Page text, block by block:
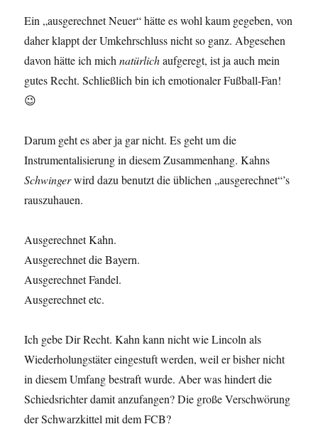
Ein „ausgerechnet Neuer“ hätte es wohl kaum gegeben, von
daher klappt der Umkehrschluss nicht so ganz. Abgesehen
davon hätte ich michnatürlichaufgeregt, ist ja auch mein
gutes Recht. Schließlich bin ich emotionaler Fußball-Fan!
😉
Darum geht es aber ja gar nicht. Es geht um die
Instrumentalisierung in diesem Zusammenhang. Kahns
Schwingerwird dazu benutzt die üblichen „ausgerechnet“’s
rauszuhauen.
Ausgerechnet Kahn.
Ausgerechnet die Bayern.
Ausgerechnet Fandel.
Ausgerechnet etc.
Ich gebe Dir Recht. Kahn kann nicht wie Lincoln als
Wiederholungstäter eingestuft werden, weil er bisher nicht
in diesem Umfang bestraft wurde. Aber was hindert die
Schiedsrichter damit anzufangen? Die große Verschwörung
der Schwarzkittel mit dem FCB?